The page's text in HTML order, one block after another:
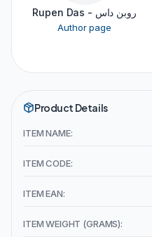
Rupen Das - روبن داس
Author page
Product Details
ITEM NAME:
ITEM CODE:
ITEM EAN:
ITEM WEIGHT (GRAMS):